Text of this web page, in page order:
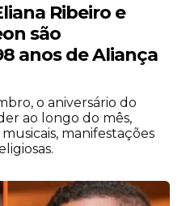
às
também destacou
para o
de Deus em
Ribeiro e
são
anos de Aliança
o aniversário do
ao longo do mês,
manifestações